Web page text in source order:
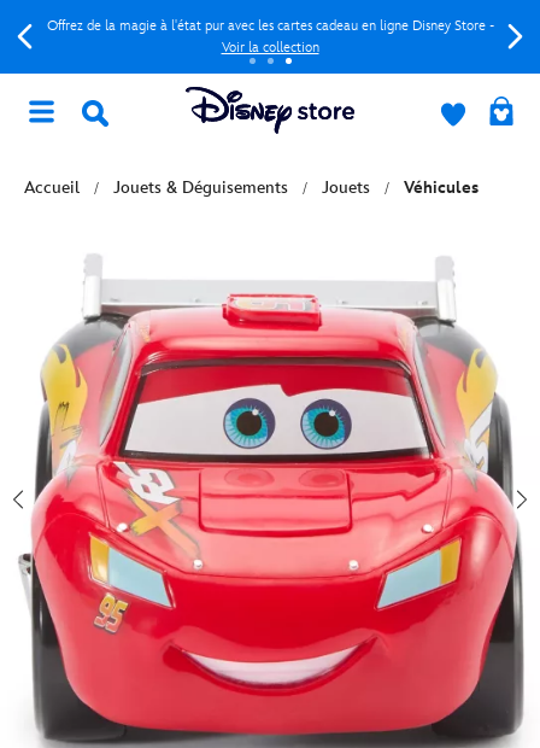
Offrez de la magie à l'état pur avec les cartes cadeau en ligne Disney Store -
Voir la collection
Accueil Jouets & Déguisements Jouets Véhicules